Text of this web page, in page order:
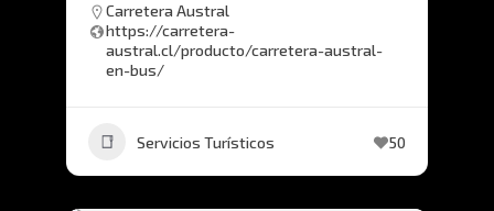
Carretera Austral
https://carretera-
austral.cl/producto/carretera-austral-
en-bus/
Servicios Turísticos 50